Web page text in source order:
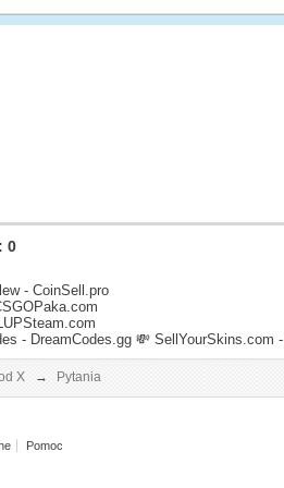
0
- CoinSell.pro
- DreamCodes.gg 💸 SellYourSkins.com
X → Pytania
Pomoc